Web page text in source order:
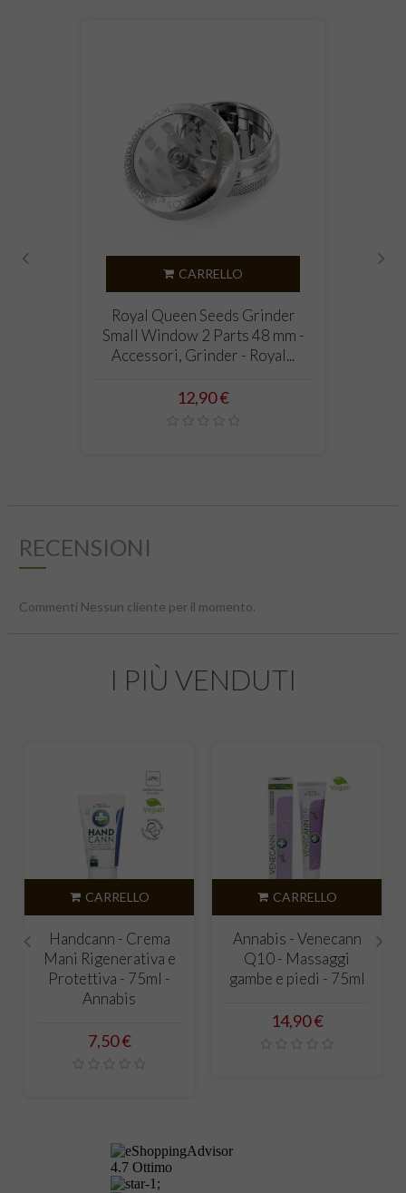
CARRELLO
Royal Queen Seeds Grinder
Small Window 2 Parts 48 mm -
Accessori, Grinder - Royal...
Prezzo
12,90 €
RECENSIONI
Commenti Nessun cliente per il momento.
I PIÙ VENDUTI
CARRELLO
Annabis - Venecann
Q10 - Massaggi
gambe e piedi - 75ml
CARRELLO
Activecann - Pomata
muscoli, legamenti,
articolazioni - 75ml -